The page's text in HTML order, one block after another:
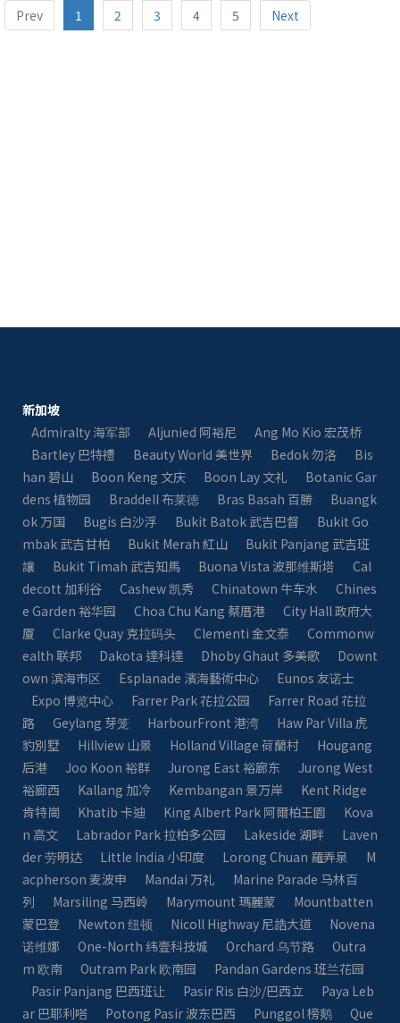
Prev 1 2 3 4 5 Next
新加坡
Admiralty 海军部
Aljunied 阿裕尼
Ang Mo Kio 宏茂桥
Bartley 巴特禮
Beauty World 美世界 Bedok 勿洛
Bis
han 碧山
Boon Keng 文庆 Boon Lay 文礼
Botanic Gar
dens 植物园
Braddell 布莱徳 Bras Basah 百勝
Buangk
ok 万国
Bugis 白沙浮 Bukit Batok 武吉巴督
Bukit Go
mbak 武吉甘柏
Bukit Merah 紅山
Bukit Panjang 武吉班
讓
Bukit Timah 武吉知馬 Buona Vista 波那维斯塔
Cal
decott 加利谷
Cashew 凯秀 Chinatown 牛车水
Chines
e Garden 裕华园
Choa Chu Kang 蔡厝港
City Hall 政府大
厦
Clarke Quay 克拉码头 Clementi 金文泰
Commonw
ealth 联邦
Dakota 達科達 Dhoby Ghaut 多美歌
Downt
own 滨海市区
Esplanade 濱海藝術中心
Eunos 友诺士
Expo 博览中心
Farrer Park 花拉公园
Farrer Road 花拉
路
Geylang 芽笼 HarbourFront 港湾
Haw Par Villa 虎
豹別墅
Hillview 山景 Holland Village 荷蘭村
Hougang
后港
Joo Koon 裕群 Jurong East 裕廊东
Jurong West
裕廊西
Kallang 加冷 Kembangan 景万岸
Kent Ridge
肯特崗
Khatib 卡迪 King Albert Park 阿爾柏王園
Kova
n 高文
Labrador Park 拉柏多公园 Lakeside 湖畔
Laven
der 劳明达
Little India 小印度 Lorong Chuan 羅弄泉
M
acpherson 麦波申
Mandai 万礼
Marine Parade 马林百
列
Marsiling 马西岭 Marymount 瑪麗蒙
Mountbatten
蒙巴登
Newton 纽顿 Nicoll Highway 尼誥大道
Novena
诺维娜
One-North 纬壹科技城 Orchard 乌节路
Outra
m 欧南
Outram Park 欧南园
Pandan Gardens 班兰花园
Pasir Panjang 巴西班让
Pasir Ris 白沙/巴西立
Paya Leb
ar 巴耶利嗒
Potong Pasir 波东巴西 Punggol 榜鹅
Que